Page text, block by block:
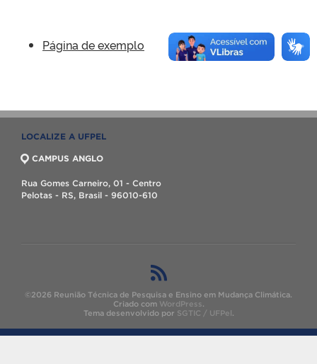
Página de exemplo
LOCALIZE A UFPEL
CAMPUS ANGLO
Rua Gomes Carneiro, 01 - Centro
Pelotas - RS, Brasil - 96010-610
©2026 Reunião Técnica de Pesquisa e Ensino em Mudança Climática.
Criado com WordPress.
Tema desenvolvido por SGTIC / UFPel.